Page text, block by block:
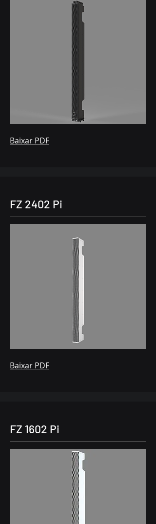
Baixar PDF
FZ 2402 Pi
Baixar PDF
FZ 1602 Pi